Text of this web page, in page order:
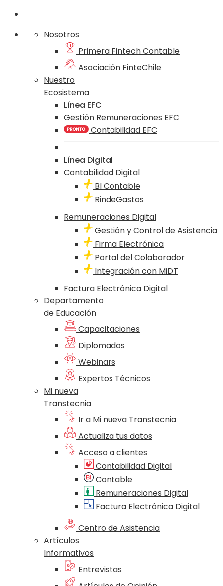
Nosotros
Primera Fintech Contable
Asociación FinteChile
Nuestro
Ecosistema
Línea EFC
Gestión Remuneraciones EFC
Contabilidad EFC
Línea Digital
Contabilidad Digital
BI Contable
RindeGastos
Remuneraciones Digital
Gestión y Control de Asistencia
Firma Electrónica
Portal del Colaborador
Integración con MiDT
Factura Electrónica Digital
Departamento
de Educación
Capacitaciones
Diplomados
Webinars
Expertos Técnicos
Mi nueva
Transtecnia
Ir a Mi nueva Transtecnia
Actualiza tus datos
Acceso a clientes
Contabilidad Digital
Contable
Remuneraciones Digital
Factura Electrónica Digital
Centro de Asistencia
Artículos
Informativos
Entrevistas